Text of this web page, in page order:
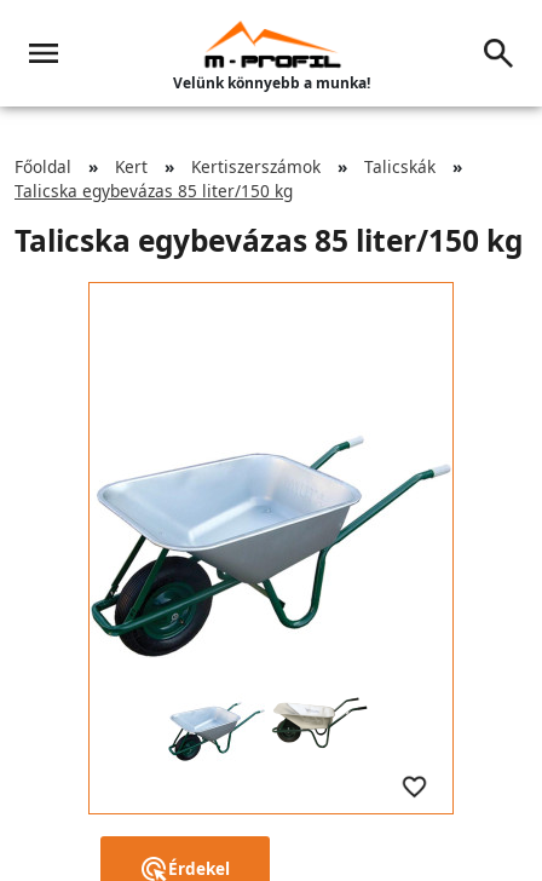
Velünk könnyebb a munka!
Főoldal Kert Kertiszerszámok
Talicskák
Talicska egybevázas 85 liter/150 kg
Talicska egybevázas 85 liter/150 kg
Érdekel